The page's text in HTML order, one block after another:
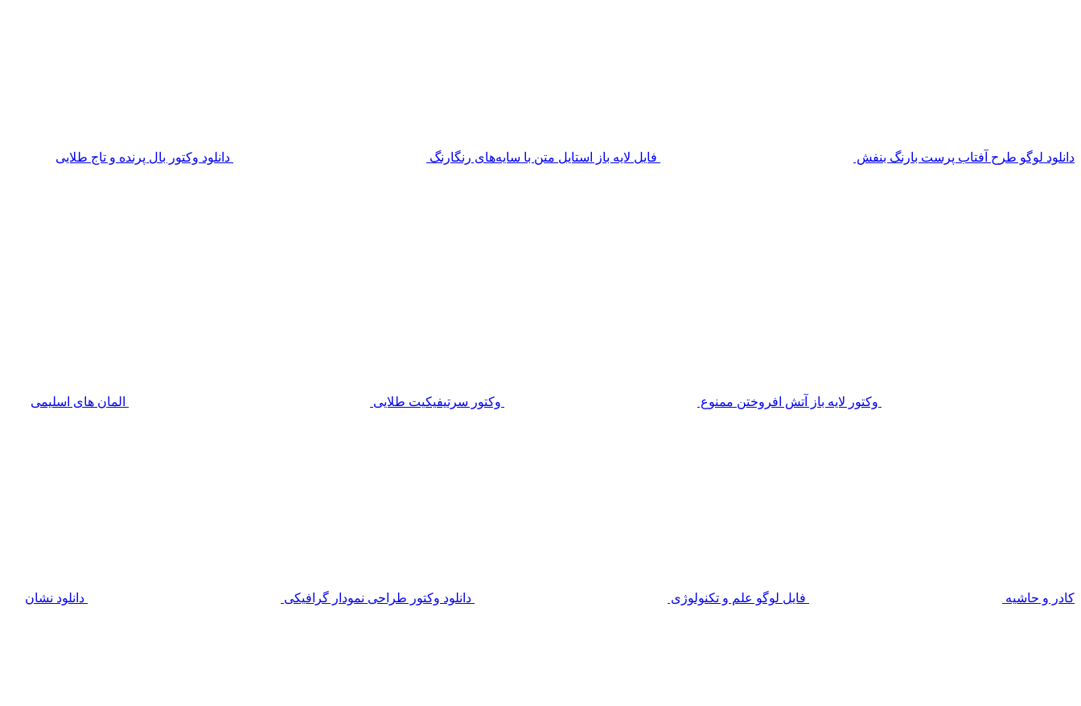
دانلود لوگو طرح آفتاب پرست بارنگ بنفش فایل لایه باز استایل متن با سایه‌های رنگارنگ دانلود وکتور بال پرنده و تاج طلایی
وکتور لایه باز آتش افروختن ممنوع وکتور سرتیفیکیت طلایی المان های اسلیمی
کادر و حاشیه فایل لوگو علم و تکنولوژی دانلود وکتور طراحی نمودار گرافیکی دانلود نشان